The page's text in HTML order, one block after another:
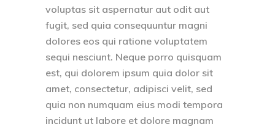
voluptas sit aspernatur aut odit aut
fugit, sed quia consequuntur magni
dolores eos qui ratione voluptatem
sequi nesciunt. Neque porro quisquam
est, qui dolorem ipsum quia dolor sit
amet, consectetur, adipisci velit, sed
quia non numquam eius modi tempora
incidunt ut labore et dolore magnam